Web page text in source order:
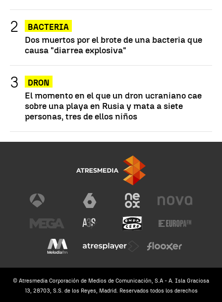
BACTERIA
Dos muertos por el brote de una bacteria que
causa "diarrea explosiva"
DRON
El momento en el que un dron ucraniano cae
sobre una playa en Rusia y mata a siete
personas, tres de ellos niños
© Atresmedia Corporación de Medios de Comunicación, S.A - A. Isla Graciosa
13, 28703, S.S. de los Reyes, Madrid. Reservados todos los derechos